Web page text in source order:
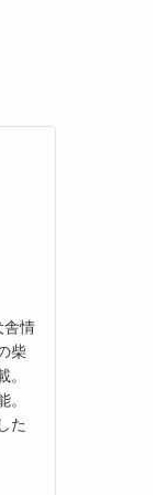
舎情
柴
た